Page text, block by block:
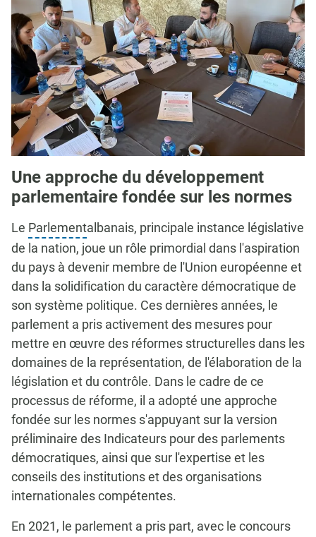
Une approche du développement
parlementaire fondée sur les normes
Le Parlementalbanais, principale instance législative
de la nation, joue un rôle primordial dans l'aspiration
du pays à devenir membre de l'Union européenne et
dans la solidification du caractère démocratique de
son système politique. Ces dernières années, le
parlement a pris activement des mesures pour
mettre en œuvre des réformes structurelles dans les
domaines de la représentation, de l'élaboration de la
législation et du contrôle. Dans le cadre de ce
processus de réforme, il a adopté une approche
fondée sur les normes s'appuyant sur la version
préliminaire des Indicateurs pour des parlements
démocratiques, ainsi que sur l'expertise et les
conseils des institutions et des organisations
internationales compétentes.
En 2021, le parlement a pris part, avec le concours